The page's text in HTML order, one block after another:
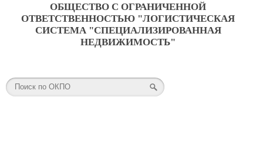
ОБЩЕСТВО С ОГРАНИЧЕННОЙ
ОТВЕТСТВЕННОСТЬЮ "ЛОГИСТИЧЕСКАЯ
СИСТЕМА "СПЕЦИАЛИЗИРОВАННАЯ
НЕДВИЖИМОСТЬ"